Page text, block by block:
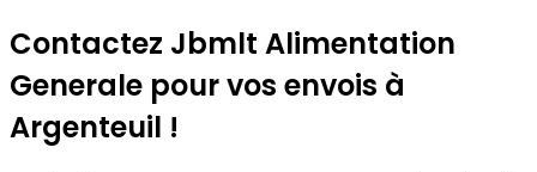
Contactez Jbmlt Alimentation
Generale pour vos envois à
Argenteuil !